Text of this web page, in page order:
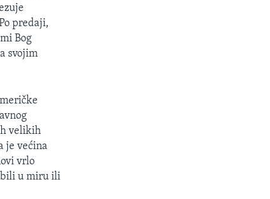
predaji,
Bog
svojim
velikih
je većina
vrlo
bili u miru ili